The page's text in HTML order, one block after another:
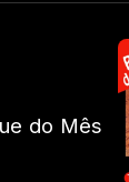
do Mês